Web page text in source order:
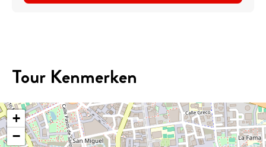
Tour Kenmerken
+
−